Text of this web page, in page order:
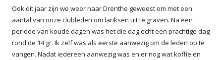
Ook dit jaar zijn we weer naar Drenthe geweest om met een
aantal van onze clubleden om lariksen uit te graven. Na een
periode van koude dagen was het die dag echt een prachtige dag
rond de 14 gr. Ik zelf was als eerste aanwezig om de leden op te
vangen. Nadat iedereen aanwezig was en er nog wat koffie en